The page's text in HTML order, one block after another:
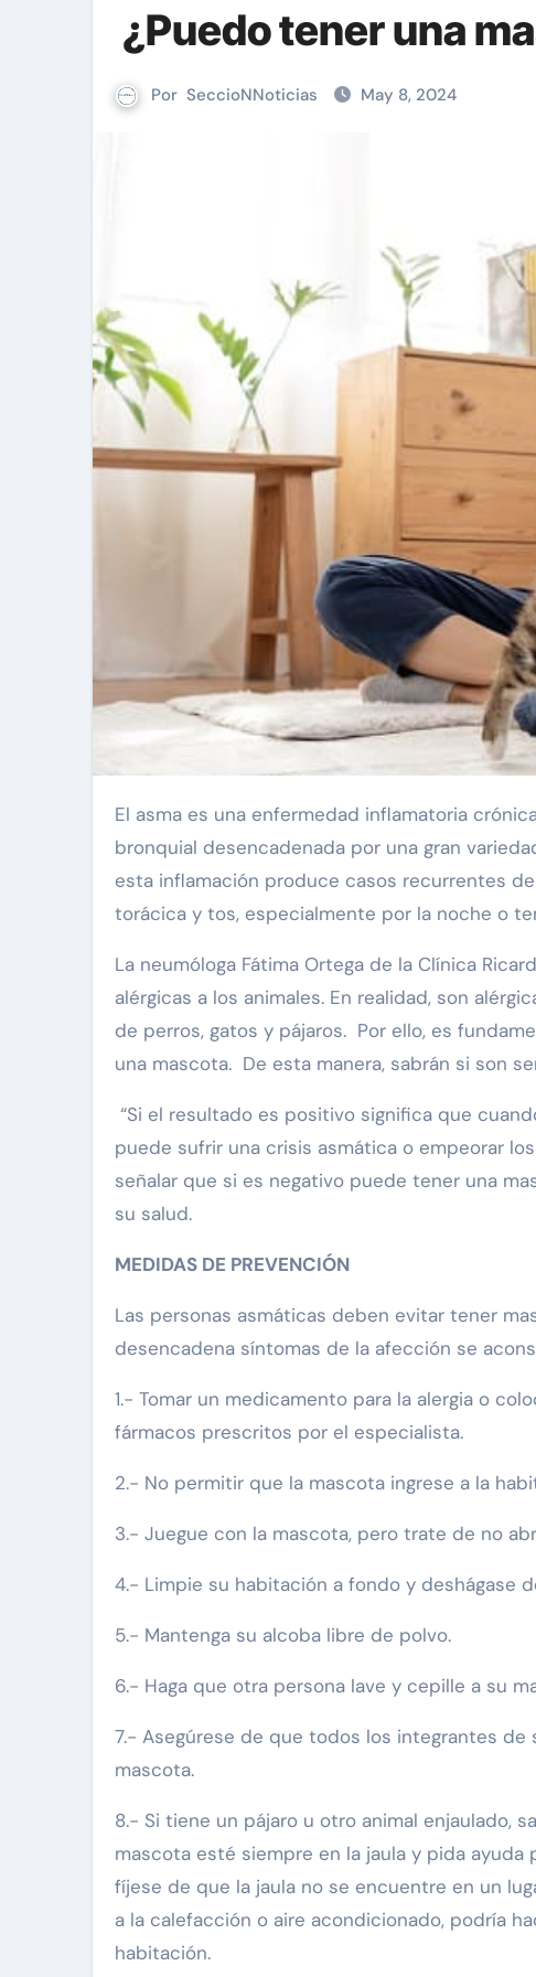
¿Puedo tener una
Por SeccioNNoticias May 8, 2024
El asma es una enfermedad inflamatoria crónica de las vías respiratorias que genera obstrucción
bronquial desencadenada por una gran
esta inflamación produce casos recurrentes
torácica y tos, especialmente por la noche o
La neumóloga Fátima Ortega de la Clínica
alérgicas a los animales. En realidad, son
de perros, gatos y pájaros. Por ello, es
una mascota. De esta manera, sabrán si son
“Si el resultado es positivo significa que
puede sufrir una crisis asmática o empeorar
señalar que si es negativo puede tener una
su salud.
MEDIDAS DE PREVENCIÓN
Las personas asmáticas deben evitar tener
desencadena síntomas de la afección se
1.- Tomar un medicamento para la alergia o
fármacos prescritos por el especialista.
2.- No permitir que la mascota ingrese a la
3.- Juegue con la mascota, pero trate de no
4.- Limpie su habitación a fondo y deshágase
5.- Mantenga su alcoba libre de polvo.
6.- Haga que otra persona lave y cepille a su
7.- Asegúrese de que todos los integrantes
mascota.
8.- Si tiene un pájaro u otro animal enjaulado,
mascota esté siempre en la jaula y pida
fíjese de que la jaula no se encuentre en un
a la calefacción o aire acondicionado, podría
habitación.